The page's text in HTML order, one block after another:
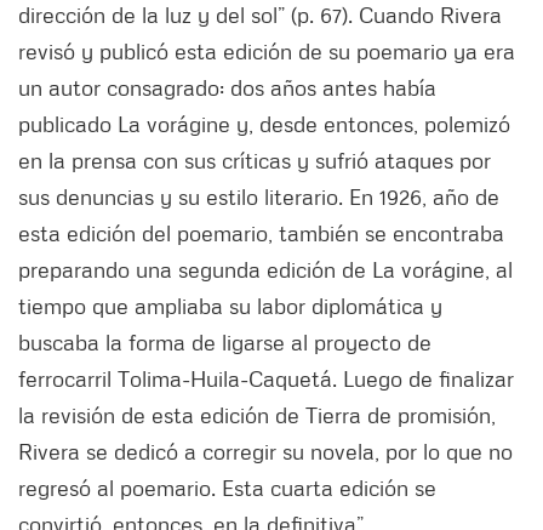
dirección de la luz y del sol” (p. 67). Cuando Rivera
revisó y publicó esta edición de su poemario ya era
un autor consagrado: dos años antes había
publicado La vorágine y, desde entonces, polemizó
en la prensa con sus críticas y sufrió ataques por
sus denuncias y su estilo literario. En 1926, año de
esta edición del poemario, también se encontraba
preparando una segunda edición de La vorágine, al
tiempo que ampliaba su labor diplomática y
buscaba la forma de ligarse al proyecto de
ferrocarril Tolima-Huila-Caquetá. Luego de finalizar
la revisión de esta edición de Tierra de promisión,
Rivera se dedicó a corregir su novela, por lo que no
regresó al poemario. Esta cuarta edición se
convirtió, entonces, en la definitiva”.